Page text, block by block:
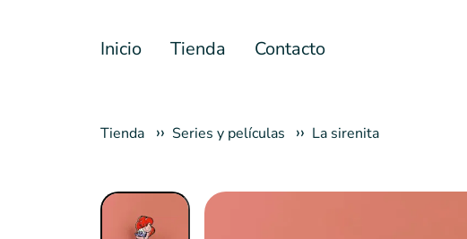
Inicio Tienda Contacto
Tienda Series y películas La sirenita